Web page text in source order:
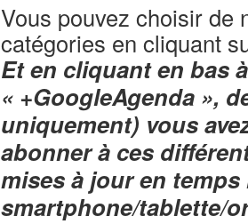
Vous pouvez choisir de
catégories en cliquant
Et en cliquant en bas
« +GoogleAgenda »,
uniquement) vous
abonner à ces
mises à jour en
smartphone/tablette/